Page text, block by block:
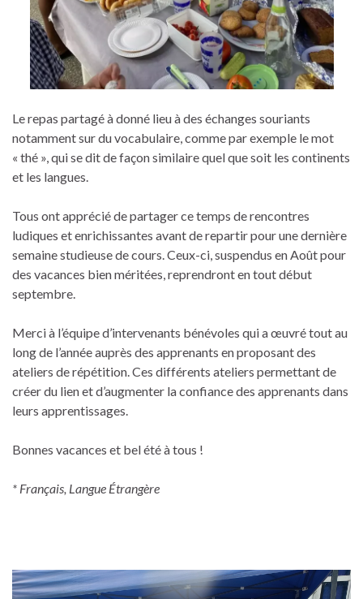
Le repas partagé à donné lieu à des échanges souriants
notamment sur du vocabulaire, comme par exemple le mot
« thé », qui se dit de façon similaire quel que soit les continents
et les langues.
Tous ont apprécié de partager ce temps de rencontres
ludiques et enrichissantes avant de repartir pour une dernière
semaine studieuse de cours. Ceux-ci, suspendus en Août pour
des vacances bien méritées, reprendront en tout début
septembre.
Merci à l’équipe d’intervenants bénévoles qui a œuvré tout au
long de l’année auprès des apprenants en proposant des
ateliers de répétition. Ces différents ateliers permettant de
créer du lien et d’augmenter la confiance des apprenants dans
leurs apprentissages.
Bonnes vacances et bel été à tous !
* Français, Langue Étrangère